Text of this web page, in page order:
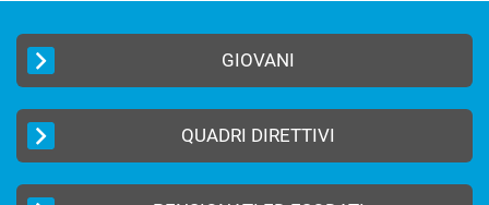
GIOVANI
QUADRI DIRETTIVI